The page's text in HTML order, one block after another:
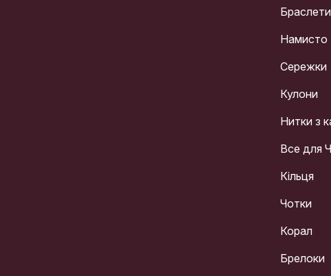
Браслети
Намисто
Сережки
Кулони
Нитки з
Все для
Кільця
Чотки
Корал
Брелоки